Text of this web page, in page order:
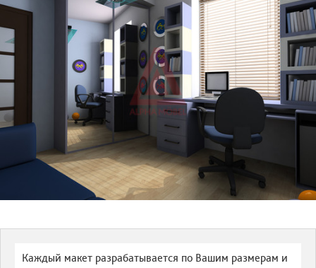
Каждый макет разрабатывается по Вашим размерам и